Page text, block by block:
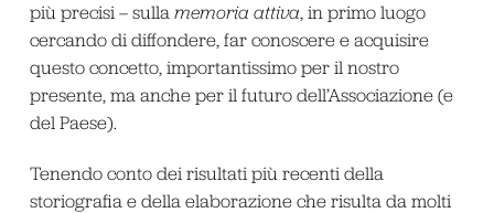
più precisi – sulla memoria attiva, in primo luogo
cercando di diffondere, far conoscere e acquisire
questo concetto, importantissimo per il nostro
presente, ma anche per il futuro dell’Associazione (e
del Paese).
Tenendo conto dei risultati più recenti della
storiografia e della elaborazione che risulta da molti